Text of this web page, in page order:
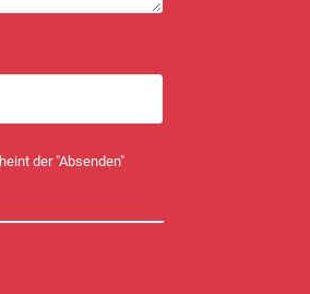
der "Absenden"